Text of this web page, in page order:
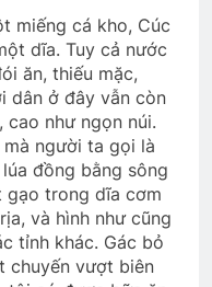
– Chương 1
(Michael Jackson)
miếng cá kho, Cúc
dĩa. Tuy cả nước
ăn, thiếu mặc,
dân ở đây vẫn còn
như ngọn núi.
người ta gọi là
đồng bằng sông
gạo trong dĩa cơm
và hình như cũng
tỉnh khác. Gác bỏ
chuyến vượt biên